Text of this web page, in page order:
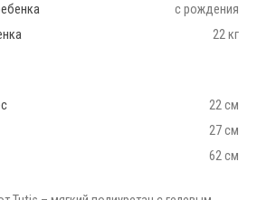
с рождения
22 кг
22 см
27 см
62 см